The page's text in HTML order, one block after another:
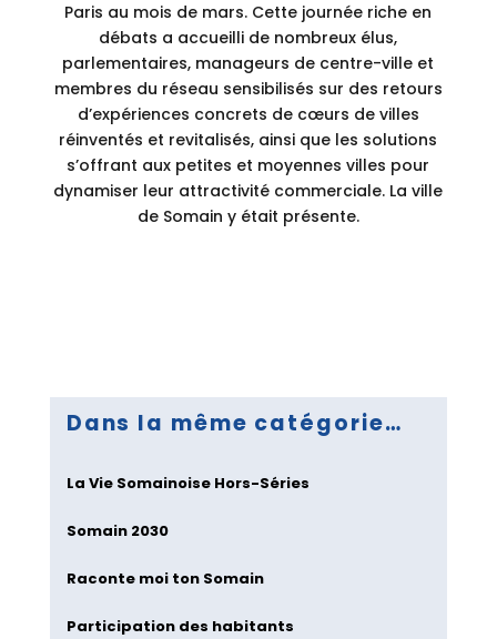
Paris au mois de mars. Cette journée riche en
débats a accueilli de nombreux élus,
parlementaires, manageurs de centre-ville et
membres du réseau sensibilisés sur des retours
d’expériences concrets de cœurs de villes
réinventés et revitalisés, ainsi que les solutions
s’offrant aux petites et moyennes villes pour
dynamiser leur attractivité commerciale. La ville
de Somain y était présente.
Dans la même catégorie…
La Vie Somainoise Hors-Séries
Somain 2030
Raconte moi ton Somain
Participation des habitants